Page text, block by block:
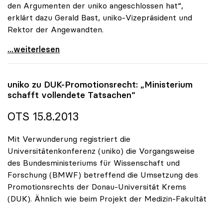
den Argumenten der uniko angeschlossen hat“,
erklärt dazu Gerald Bast, uniko-Vizepräsident und
Rektor der Angewandten.
uniko begrüsst Ersatz der Studienbeiträge für alle
...weiterlesen
uniko zu DUK-Promotionsrecht: „Ministerium
schafft vollendete Tatsachen“
OTS 15.8.2013
Mit Verwunderung registriert die
Universitätenkonferenz (uniko) die Vorgangsweise
des Bundesministeriums für Wissenschaft und
Forschung (BMWF) betreffend die Umsetzung des
Promotionsrechts der Donau-Universität Krems
(DUK). Ähnlich wie beim Projekt der Medizin-Fakultät